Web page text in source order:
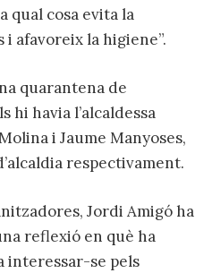
qual cosa evita la
afavoreix la higiene”.
quarantena de
hi havia l’alcaldessa
i Jaume Manyoses,
respectivament.
Jordi Amigó ha
reflexió en què ha
interessar-se pels